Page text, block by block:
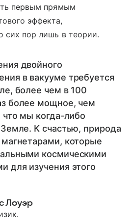
первым прямым
эффекта,
сих пор лишь в теории.
двойного
в вакууме требуется
более чем в 100
более мощное, чем
мы когда-либо
К счастью, природа
которые
космическими
для изучения этого
Лоуэр